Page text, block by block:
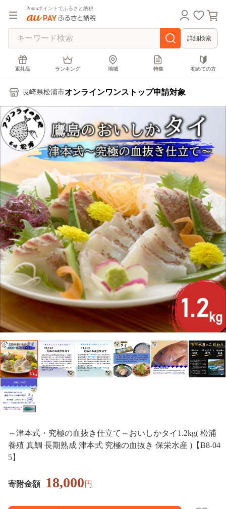
Pontaポイントでふるさと納税
詳細検索
返礼品 ランキング 地域 特集 初めての方
長崎県松浦市オンラインワンストップ申請対象
～津本式・究極の血抜き仕立て～おいしかタイ1.2kg( 松浦
養殖 真鯛 長期熟成 津本式 究極の血抜き 保栄水産 )【B8-04
5】
寄附金額 18,000円